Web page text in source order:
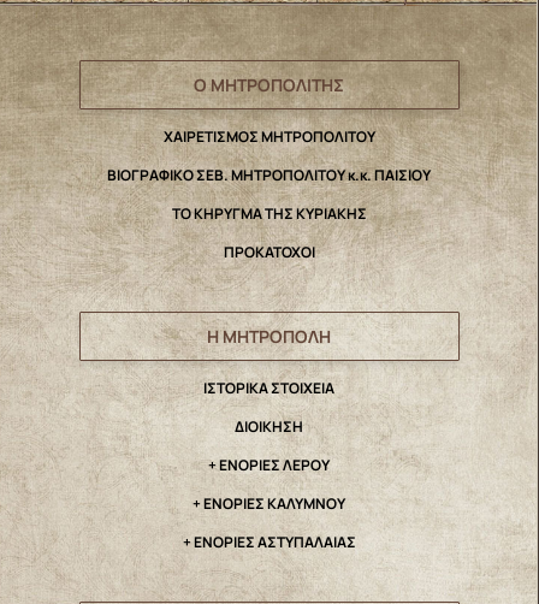
Ο ΜΗΤΡΟΠΟΛΙΤΗΣ
ΧΑΙΡΕΤΙΣΜΟΣ ΜΗΤΡΟΠΟΛΙΤΟΥ
ΒΙΟΓΡΑΦΙΚΟ ΣΕΒ. ΜΗΤΡΟΠΟΛΙΤΟΥ κ.κ. ΠΑΙΣΙΟΥ
ΤΟ ΚΗΡΥΓΜΑ ΤΗΣ ΚΥΡΙΑΚΗΣ
ΠΡΟΚΑΤΟΧΟΙ
Η ΜΗΤΡΟΠΟΛΗ
IΣΤΟΡΙΚΑ ΣΤΟΙΧΕΙΑ
ΔΙΟΙΚΗΣΗ
+ ΕΝΟΡΙΕΣ ΛΕΡΟΥ
+ ΕΝΟΡΙΕΣ ΚΑΛΥΜΝΟΥ
+ ΕΝΟΡΙΕΣ ΑΣΤΥΠΑΛΑΙΑΣ